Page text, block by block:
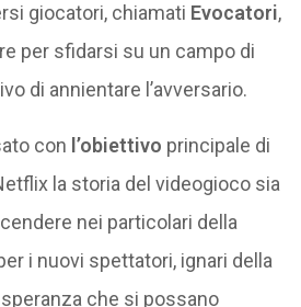
giocatori, chiamati Evocatori,
per sfidarsi su un campo di
di annientare l’avversario.
con l’obiettivo principale di
la storia del videogioco sia
nei particolari della
i nuovi spettatori, ignari della
che si possano